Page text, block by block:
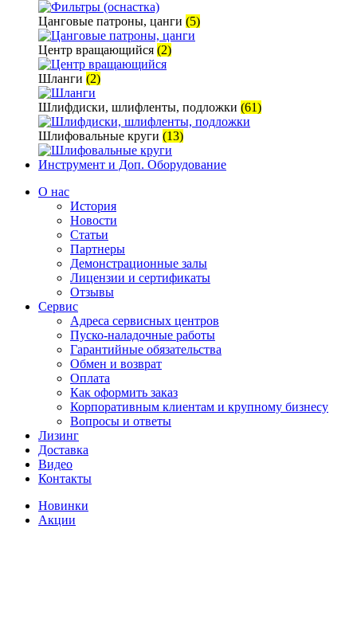
Цанговые патроны, цанги (5)
Центр вращающийся (2)
Шланги (2)
Шлифдиски, шлифленты, подложки (61)
Шлифовальные круги (13)
Инструмент и Доп. Оборудование
О нас
История
Новости
Статьи
Партнеры
Демонстрационные залы
Лицензии и сертификаты
Отзывы
Сервис
Адреса сервисных центров
Пуско-наладочные работы
Гарантийные обязательства
Обмен и возврат
Оплата
Как оформить заказ
Корпоративным клиентам и крупному бизнесу
Вопросы и ответы
Лизинг
Доставка
Видео
Контакты
Новинки
Акции